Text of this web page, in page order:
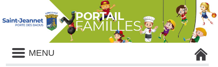
Liste
des
avertissements
MENU